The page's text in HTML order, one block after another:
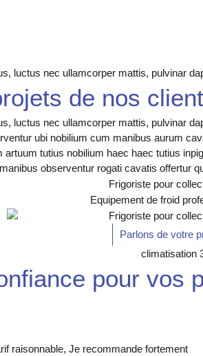
luctus nec ullamcorper mattis, pulvinar
de nos
luctus nec ullamcorper mattis, pulvinar
ubi nobilium cum manibus aurum
tutius nobilium haec haec tutius
observentur rogati cavatis offertur
Parlons de votre
pour vos
raisonnable, Je recommande fortement